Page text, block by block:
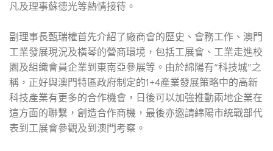
凡及理事蘇德光等熱情接待。
副理事長甄瑞權首先介紹了廠商會的歷史、會務工作、澳門
工業發展現況及橫琴的營商環境，包括工展會、工業走進校
園及組織會員企業到東南亞參展等。由於綿陽有“科技城”之
稱，正好與澳門特區政府制定的1+4產業發展策略中的高新
科技產業有更多的合作機會，日後可以加強推動兩地企業在
這方面的聯繫，創造合作商機，最後亦邀請綿陽市統戰部代
表到工展會參觀及到澳門考察。